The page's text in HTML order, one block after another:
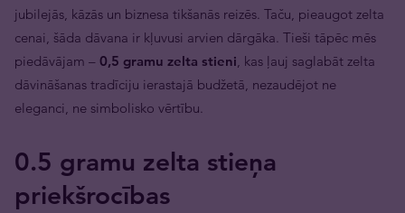
jubilejās, kāzās un biznesa tikšanās reizēs. Taču, pieaugot zelta
cenai, šāda dāvana ir kļuvusi arvien dārgāka. Tieši tāpēc mēs
piedāvājam – 0,5 gramu zelta stieni, kas ļauj saglabāt zelta
dāvināšanas tradīciju ierastajā budžetā, nezaudējot ne
eleganci, ne simbolisko vērtību.
0.5 gramu zelta stieņa
priekšrocības